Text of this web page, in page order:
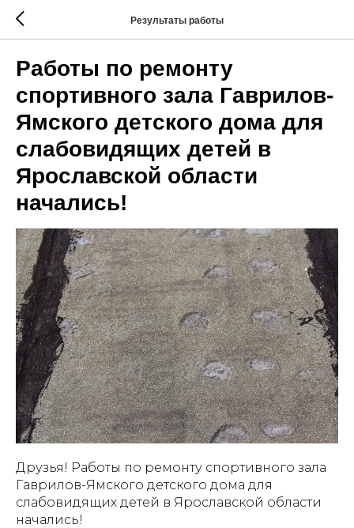
Результаты работы
Работы по ремонту
спортивного зала Гаврилов-
Ямского детского дома для
слабовидящих детей в
Ярославской области
начались!
Друзья! Работы по ремонту спортивного зала
Гаврилов-Ямского детского дома для
слабовидящих детей в Ярославской области
начались!